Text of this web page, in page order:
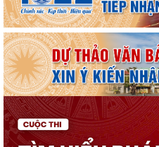
Lễ hội Đình Đồng Bài góp phần
truyền thống vùng biển Cát Hải
Hội Cựu chiến binh đặc khu Cát
binh nhân dịp kỷ niệm 79 năm...
Chuyển đổi số trong hoạt động
trận số”, lan tỏa niềm tin, kết...